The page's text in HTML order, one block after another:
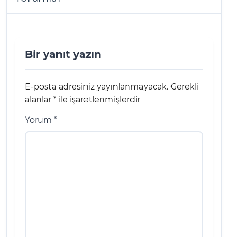
Bir yanıt yazın
E-posta adresiniz yayınlanmayacak. Gerekli
alanlar * ile işaretlenmişlerdir
Yorum *